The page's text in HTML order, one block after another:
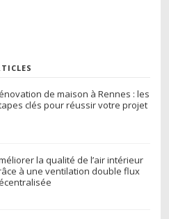
de maison à Rennes : les
clés pour réussir votre projet
la qualité de l’air intérieur
à une ventilation double flux